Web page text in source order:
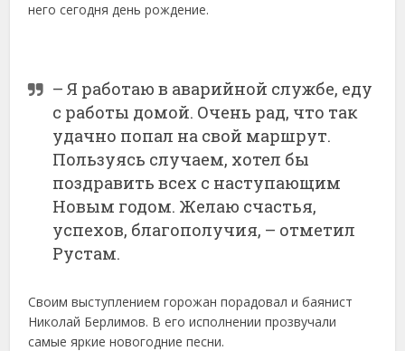
него сегодня день рождение.
– Я работаю в аварийной службе, еду
с работы домой. Очень рад, что так
удачно попал на свой маршрут.
Пользуясь случаем, хотел бы
поздравить всех с наступающим
Новым годом. Желаю счастья,
успехов, благополучия, – отметил
Рустам.
Своим выступлением горожан порадовал и баянист
Николай Берлимов. В его исполнении прозвучали
самые яркие новогодние песни.